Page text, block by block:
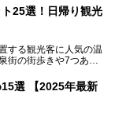
、ゆったりくつろげて
人気に。斬新な企画や
の魅力をリポートしま
25選！日帰り観光
する観光客に人気の温
街の街歩きや7つある
近く、歩いて回るのに
にもおすすめです。
選 【2025年最新